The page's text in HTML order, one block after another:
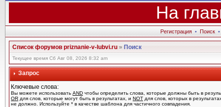
На
Регистрация • Поиск •
Список форумов priznanie-v-lubvi.ru»Поиск
Текущее время Сб Авг 08, 2026 8:32 am
Запрос
Ключевые слова:
Вы можете использовать AND чтобы определить слова, которые должны быть в
OR для слов, которые могут быть в результатах, и NOT для слов, которых в
не должно. Используйте * в качестве шаблона для частичного совпадения.